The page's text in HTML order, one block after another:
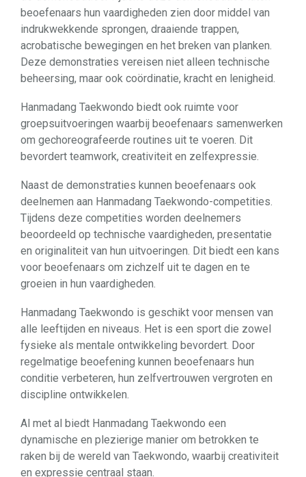
beoefenaars hun vaardigheden zien door middel van
indrukwekkende sprongen, draaiende trappen,
acrobatische bewegingen en het breken van planken.
Deze demonstraties vereisen niet alleen technische
beheersing, maar ook coördinatie, kracht en lenigheid.
Hanmadang Taekwondo biedt ook ruimte voor
groepsuitvoeringen waarbij beoefenaars samenwerken
om gechoreografeerde routines uit te voeren. Dit
bevordert teamwork, creativiteit en zelfexpressie.
Naast de demonstraties kunnen beoefenaars ook
deelnemen aan Hanmadang Taekwondo-competities.
Tijdens deze competities worden deelnemers
beoordeeld op technische vaardigheden, presentatie
en originaliteit van hun uitvoeringen. Dit biedt een kans
voor beoefenaars om zichzelf uit te dagen en te
groeien in hun vaardigheden.
Hanmadang Taekwondo is geschikt voor mensen van
alle leeftijden en niveaus. Het is een sport die zowel
fysieke als mentale ontwikkeling bevordert. Door
regelmatige beoefening kunnen beoefenaars hun
conditie verbeteren, hun zelfvertrouwen vergroten en
discipline ontwikkelen.
Al met al biedt Hanmadang Taekwondo een
dynamische en plezierige manier om betrokken te
raken bij de wereld van Taekwondo, waarbij creativiteit
en expressie centraal staan.